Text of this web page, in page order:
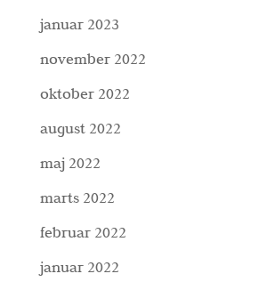
januar 2023
november 2022
oktober 2022
august 2022
maj 2022
marts 2022
februar 2022
januar 2022